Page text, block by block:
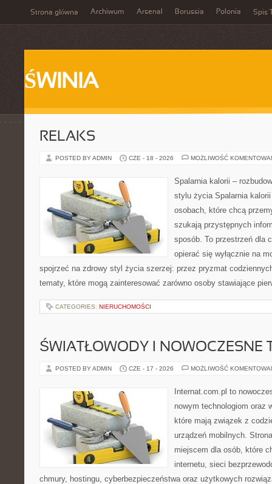
Strona główna Archiwum Arsenal Borussia Polonia Spis
ŚWINIA
RELAKS
POSTED BY ADMIN CZE - 18 - 2026 MOŻLIWOŚĆ
Spalarnia kalorii –
stylu życia Spalarnia
osobach, które chcą
szukają przystępnych
sposób. To przestrzeń dla
opierać się wyłącznie na
spojrzeć na zdrowy styl życia szerzej: przez pryzmat
tematy, które mogą zainteresować zarówno osoby stawiające
CATEGORIES: NIERUCHOMOŚCI
ŚWIATŁOWODY I NOWOCZESNE
POSTED BY ADMIN CZE - 17 - 2026 MOŻLIWOŚĆ
Internat.com.pl to
nowym technologiom oraz
które mają związek z
urządzeń mobilnych.
miejscem dla osób, które
internetu, sieci
chmury, hostingu, cyberbezpieczeństwa oraz użytkowych